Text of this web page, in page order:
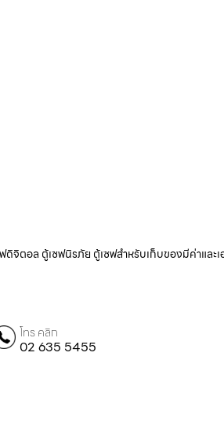
จิตอล ตู้เซฟนิรภัย ตู้เซฟสำหรับเก็บของมีค่าแล
โทร คลิก
02 635 5455